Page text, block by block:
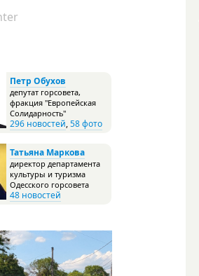
Петр Обухов
депутат горсовета,
фракция "Европейская
Солидарность"
296 новостей,58 фото
Татьяна Маркова
директор департамента
культуры и туризма
Одесского горсовета
48 новостей